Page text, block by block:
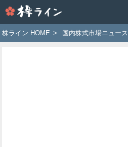
イ
ン
株ライン HOME > 国内株式市場ニュース